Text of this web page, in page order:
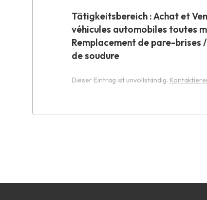
Tätigkeitsbereich : Achat et
véhicules automobiles toutes
Remplacement de pare-brises
de soudure
Dieser Eintrag ist unvollständig.